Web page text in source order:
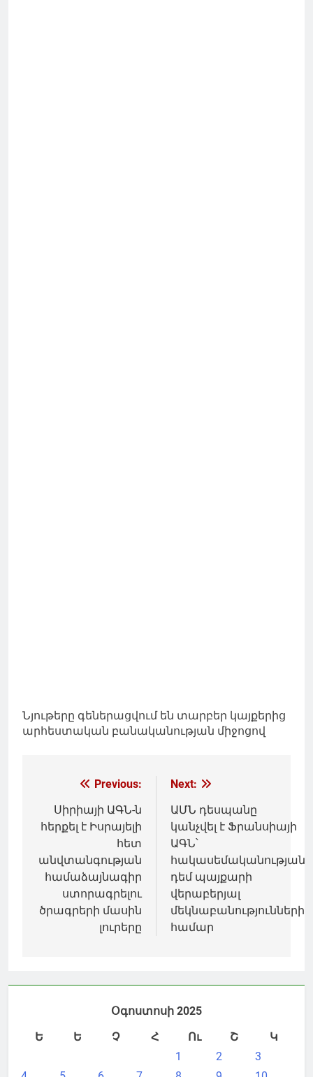
Նյութերը գեներացվում են տարբեր կայքերից
արհեստական բանականության միջոցով
Գրառումների
նավարկումը
Previous:
Սիրիայի ԱԳՆ-ն
հերքել է Իսրայելի
հետ
անվտանգության
համաձայնագիր
ստորագրելու
ծրագրերի մասին
լուրերը
Next:
ԱՄՆ դեսպանը
կանչվել է Ֆրանսիայի
ԱԳՆ՝
հակասեմականության
դեմ պայքարի
վերաբերյալ
մեկնաբանությունների
համար
Օգոստոսի 2025
Ե
Ե Չ Հ Ու Շ
Կ
1
2
3